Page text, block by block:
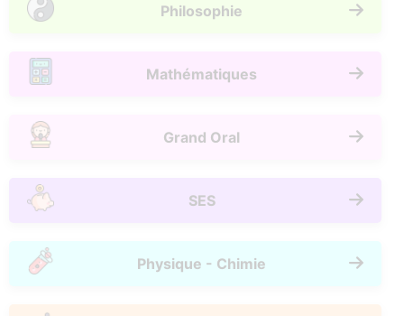
Philosophie
Mathématiques
Grand Oral
SES
Physique - Chimie